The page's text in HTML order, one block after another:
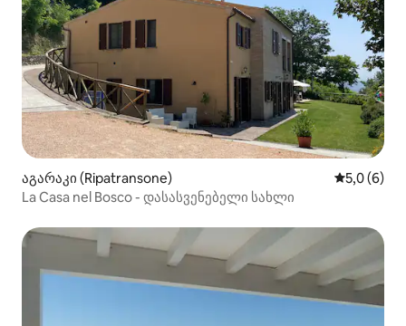
აგარაკი (Ripatransone) საშუალო
5,0 (6)
La Casa nel Bosco - დასასვენებელი სახლი